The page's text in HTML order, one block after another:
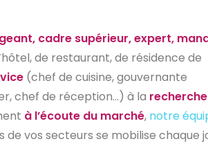
cadre supérieur, expert,
de restaurant, de résidence de
(chef de cuisine, gouvernante
chef de réception…) à la recherche
à l’écoute du marché, notre
de vos secteurs se mobilise chaque